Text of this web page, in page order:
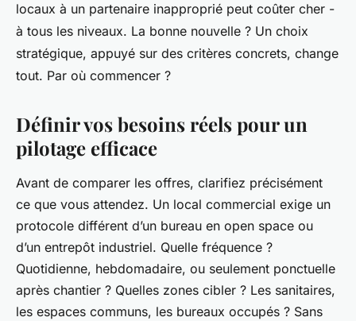
locaux à un partenaire inapproprié peut coûter cher -
à tous les niveaux. La bonne nouvelle ? Un choix
stratégique, appuyé sur des critères concrets, change
tout. Par où commencer ?
Définir vos besoins réels pour un
pilotage efficace
Avant de comparer les offres, clarifiez précisément
ce que vous attendez. Un local commercial exige un
protocole différent d’un bureau en open space ou
d’un entrepôt industriel. Quelle fréquence ?
Quotidienne, hebdomadaire, ou seulement ponctuelle
après chantier ? Quelles zones cibler ? Les sanitaires,
les espaces communs, les bureaux occupés ? Sans